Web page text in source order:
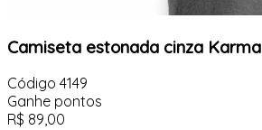
Camiseta estonada cinza Karma
Código 4149
Ganhe pontos
R$ 89,00